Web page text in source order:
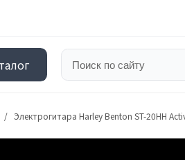
Электрогитара Harley Benton ST-20HH